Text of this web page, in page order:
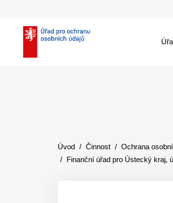
Úvod Činnost Ochrana
Finanční úřad pro Ústecký kraj,